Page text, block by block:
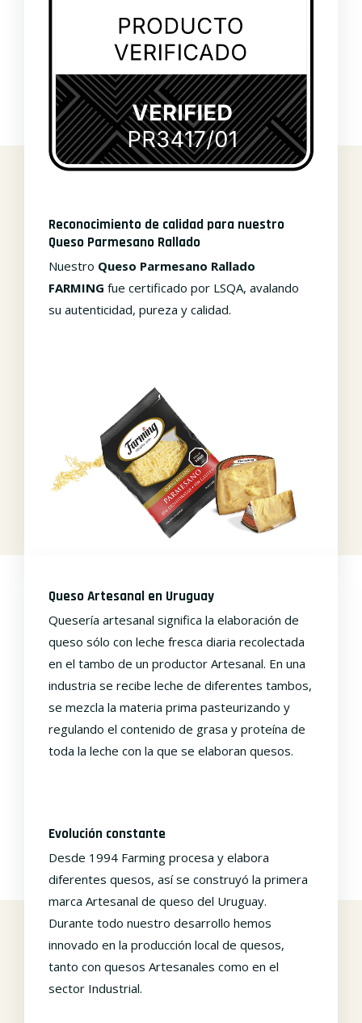
Reconocimiento de calidad para nuestro
Queso Parmesano Rallado
Nuestro Queso Parmesano Rallado
FARMING fue certificado por LSQA, avalando
su autenticidad, pureza y calidad.
Queso Artesanal en Uruguay
Quesería artesanal significa la elaboración de
queso sólo con leche fresca diaria recolectada
en el tambo de un productor Artesanal. En una
industria se recibe leche de diferentes tambos,
se mezcla la materia prima pasteurizando y
regulando el contenido de grasa y proteína de
toda la leche con la que se elaboran quesos.
Evolución constante
Desde 1994 Farming procesa y elabora
diferentes quesos, así se construyó la primera
marca Artesanal de queso del Uruguay.
Durante todo nuestro desarrollo hemos
innovado en la producción local de quesos,
tanto con quesos Artesanales como en el
sector Industrial.